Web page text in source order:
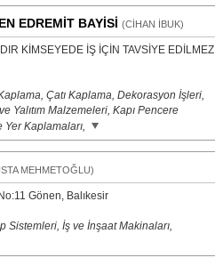
EDREMİT BAYİSİ (CİHAN İBUK)
KİMSEYEDE İŞ İÇİN TAVSİYE EDİLMEZ
Çatı Kaplama, Dekorasyon İşleri,
Yalıtım Malzemeleri, Kapı Pencere
Kaplamaları,
MEHMETOĞLU)
Gönen, Balıkesir
Sistemleri, İş ve İnşaat Makinaları,